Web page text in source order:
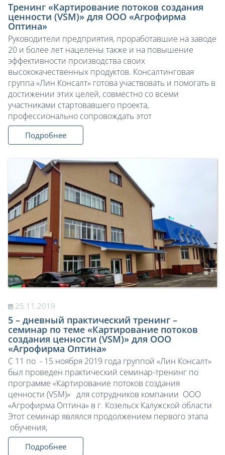
Тренинг «Картирование потоков создания
ценности (VSM)» для OOО «Агрофирма
Оптина»
Руководители предприятия, проработавшие на заводе
20 и более лет нацелены также и на повышение
эффективности производства своих
высококачественных продуктов. Консалтинговая
группа «Лин Консалт» готова участвовать и помогать в
достижении этих целей, совместно со всеми
участниками стартовавшего проекта,
профессионально сопровождать этот
Подробнее
25.11.2019
5 – дневный практический тренинг –
семинар по теме «Картирование потоков
создания ценности (VSM)» для OOО
«Агрофирма Оптина»
С 11 по - 15 ноября 2019 года группой «Лин Консалт»
был проведен практический семинар-тренинг по
программе «Картирование потоков создания
ценности (VSM)» для сотрудников компании OOО
«Агрофирма Оптина» в г. Козельск Калужской области
Этот семинар являлся продолжением первого этапа
обучения,
Подробнее